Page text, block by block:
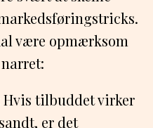
være opmærksom
tilbuddet virker
er det